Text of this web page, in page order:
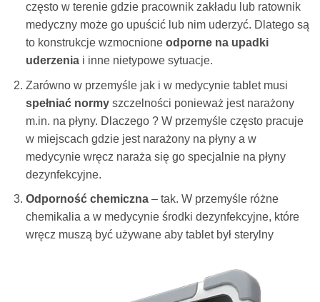
często w terenie gdzie pracownik zakładu lub ratownik
medyczny może go upuścić lub nim uderzyć. Dlatego są
to konstrukcje wzmocnione odporne na upadki
uderzeniai inne nietypowe sytuacje.
Zarówno w przemyśle jak i w medycynie tablet musi
spełniać normyszczelności ponieważ jest narażony
m.in. na płyny. Dlaczego ? W przemyśle często pracuje
w miejscach gdzie jest narażony na płyny a w
medycynie wręcz naraża się go specjalnie na płyny
dezynfekcyjne.
Odporność chemiczna– tak. W przemyśle różne
chemikalia a w medycynie środki dezynfekcyjne, które
wręcz muszą być używane aby tablet był sterylny